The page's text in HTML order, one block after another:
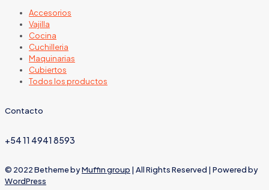
Accesorios
Vajilla
Cocina
Cuchilleria
Maquinarias
Cubiertos
Todos los productos
Contacto
+54 11 4941 8593
© 2022 Betheme byMuffin group | All Rights Reserved | Powered by
WordPress